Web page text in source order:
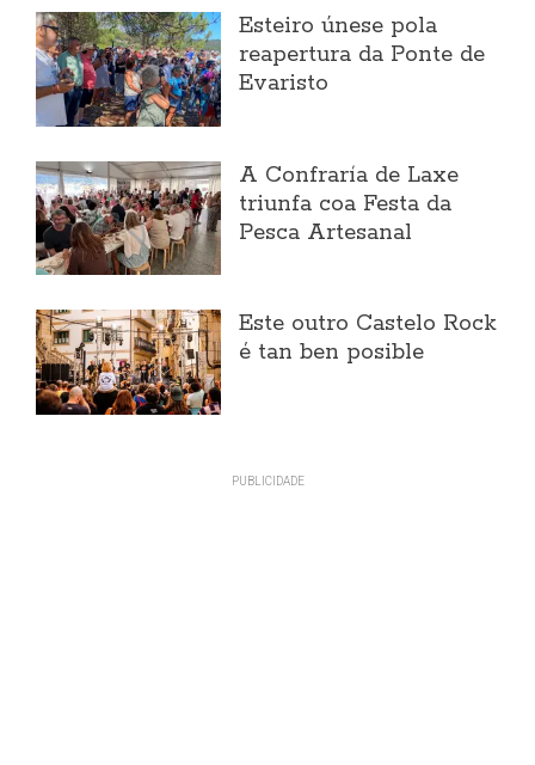
Esteiro únese pola
reapertura da Ponte de
Evaristo
A Confraría de Laxe
triunfa coa Festa da
Pesca Artesanal
Este outro Castelo Rock
é tan ben posible